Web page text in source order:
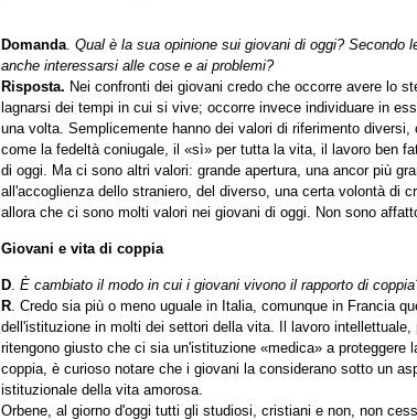
Domanda. Qual è la sua opinione sui giovani di oggi? Secondo
anche interessarsi alle cose e ai problemi?
Risposta. Nei confronti dei giovani credo che occorre avere lo
lagnarsi dei tempi in cui si vive; occorre invece individuare in
una volta. Semplicemente hanno dei valori di riferimento
come la fedeltà coniugale, il «sì» per tutta la vita, il lavoro ben
di oggi. Ma ci sono altri valori: grande apertura, una ancor più
all'accoglienza dello straniero, del diverso, una certa volontà di
allora che ci sono molti valori nei giovani di oggi. Non sono
Giovani e vita di coppia
D. È cambiato il modo in cui i giovani vivono il rapporto di
R. Credo sia più o meno uguale in Italia, comunque in Francia
dell'istituzione in molti dei settori della vita. Il lavoro
ritengono giusto che ci sia un'istituzione «medica» a
coppia, è curioso notare che i giovani la considerano sotto un
istituzionale della vita amorosa.
Orbene, al giorno d'oggi tutti gli studiosi, cristiani e non, non